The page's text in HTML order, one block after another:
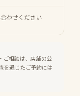
わせください
ご相談は、店舗の公
を通じたご予約には